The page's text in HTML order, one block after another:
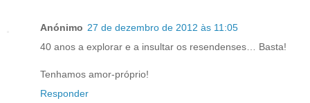
Anónimo 27 de dezembro de 2012 às 11:05
40 anos a explorar e a insultar os resendenses… Basta!
Tenhamos amor-próprio!
Responder